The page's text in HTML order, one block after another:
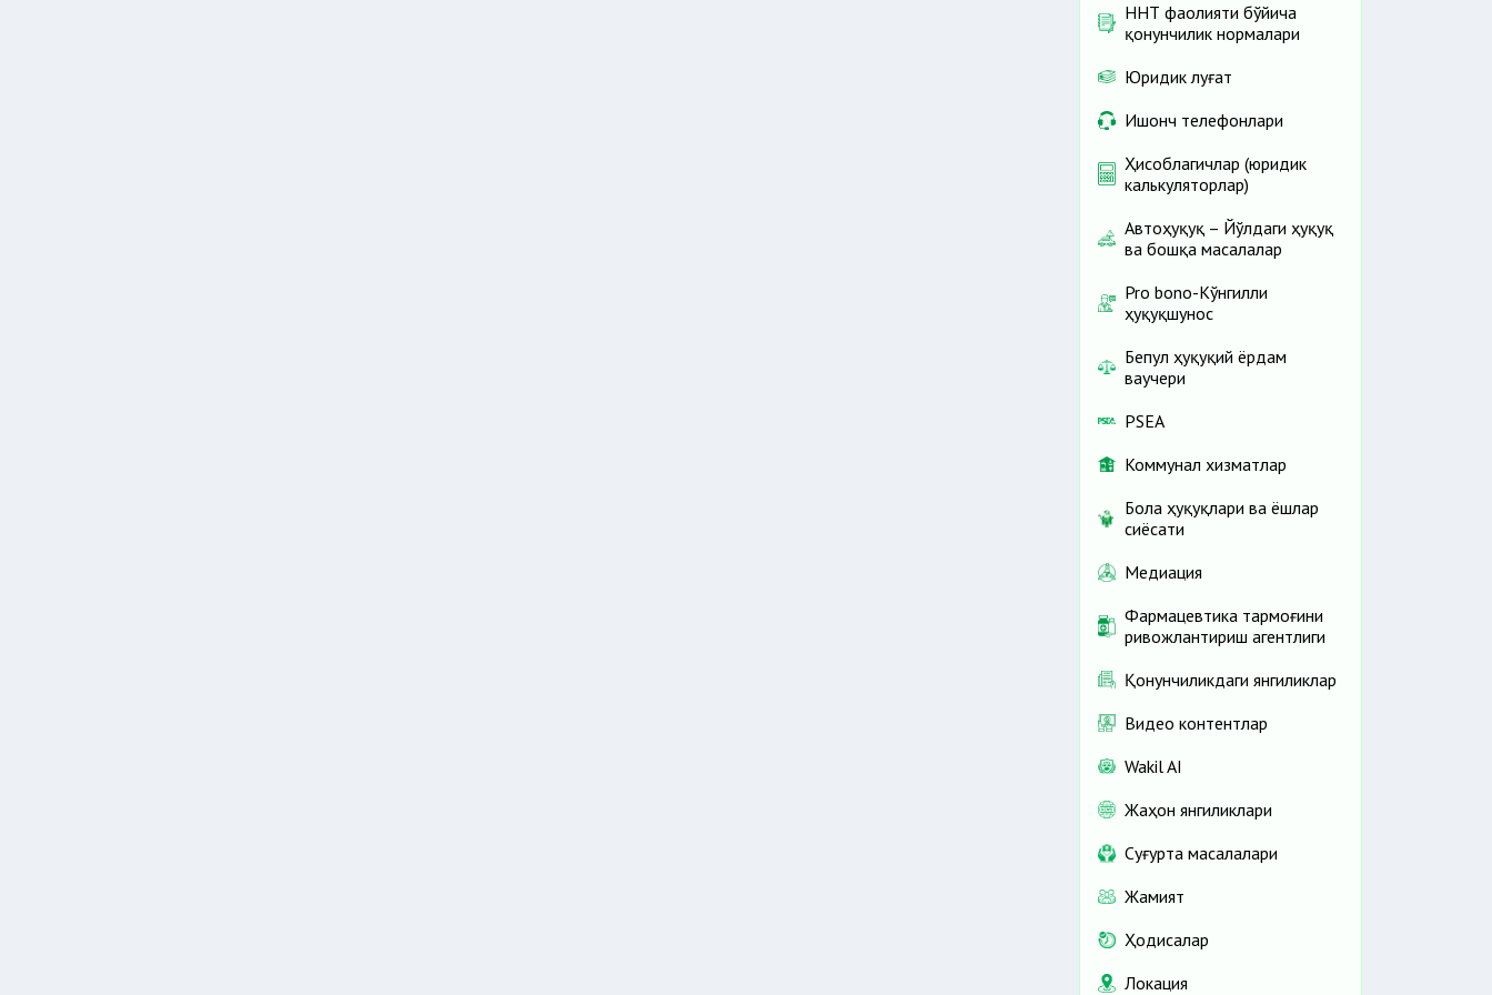
ННТ фаолияти бўйича
қонунчилик нормалари
Юридик луғат
Ишонч телефонлари
Ҳисоблагичлар (юридик
калькуляторлар)
Автоҳуқуқ – Йўлдаги ҳуқуқ
ва бошқа масалалар
Pro bono-Кўнгилли
ҳуқуқшунос
Бепул ҳуқуқий ёрдам
ваучери
PSEA
Коммунал хизматлар
Бола ҳуқуқлари ва ёшлар
сиёсати
Медиация
Фармацевтика тармоғини
ривожлантириш агентлиги
Қонунчиликдаги янгиликлар
Видео контентлар
Wakil AI
Жаҳон янгиликлари
Cуғурта масалалари
Жамият
Ҳодисалар
Локация